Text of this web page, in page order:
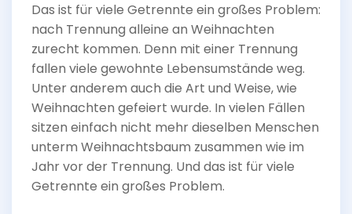
Das ist für viele Getrennte ein großes Problem:
nach Trennung alleine an Weihnachten
zurecht kommen. Denn mit einer Trennung
fallen viele gewohnte Lebensumstände weg.
Unter anderem auch die Art und Weise, wie
Weihnachten gefeiert wurde. In vielen Fällen
sitzen einfach nicht mehr dieselben Menschen
unterm Weihnachtsbaum zusammen wie im
Jahr vor der Trennung. Und das ist für viele
Getrennte ein großes Problem.